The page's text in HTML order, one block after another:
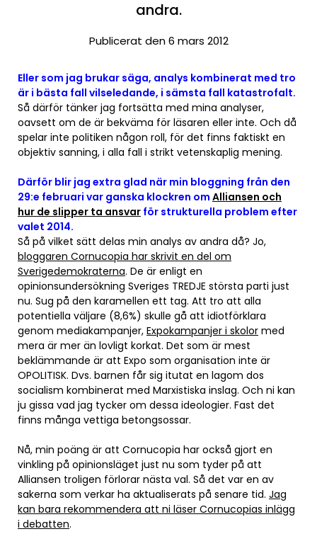
andra.
Publicerat den 6 mars 2012
Eller som jag brukar säga, analys kombinerat med tro
är i bästa fall vilseledande, i sämsta fall katastrofalt.
Så därför tänker jag fortsätta med mina analyser,
oavsett om de är bekväma för läsaren eller inte. Och då
spelar inte politiken någon roll, för det finns faktiskt en
objektiv sanning, i alla fall i strikt vetenskaplig mening.
Därför blir jag extra glad när min bloggning från den
29:e februari var ganska klockren om Alliansen och
hur de slipper ta ansvar för strukturella problem efter
valet 2014.
Så på vilket sätt delas min analys av andra då? Jo,
bloggaren Cornucopia har skrivit en del om
Sverigedemokraterna. De är enligt en
opinionsundersökning Sveriges TREDJE största parti just
nu. Sug på den karamellen ett tag. Att tro att alla
potentiella väljare (8,6%) skulle gå att idiotförklara
genom mediakampanjer, Expokampanjer i skolor med
mera är mer än lovligt korkat. Det som är mest
beklämmande är att Expo som organisation inte är
OPOLITISK. Dvs. barnen får sig itutat en lagom dos
socialism kombinerat med Marxistiska inslag. Och ni kan
ju gissa vad jag tycker om dessa ideologier. Fast det
finns många vettiga betongsossar.
Nå, min poäng är att Cornucopia har också gjort en
vinkling på opinionsläget just nu som tyder på att
Alliansen troligen förlorar nästa val. Så det var en av
sakerna som verkar ha aktualiserats på senare tid. Jag
kan bara rekommendera att ni läser Cornucopias inlägg
i debatten.